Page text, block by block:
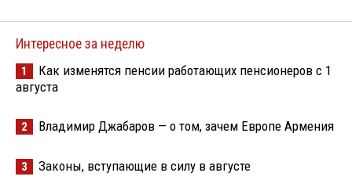
Интересное за неделю
1
Как изменятся пенсии работающих пенсионеров с 1
августа
2 Владимир Джабаров — о том, зачем Европе Армения
3 Законы, вступающие в силу в августе